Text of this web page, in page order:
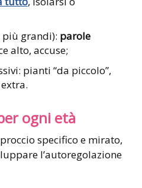
grandi): parole
alto, accuse;
pianti “da piccolo”,
ogni età
specifico e mirato,
l’autoregolazione